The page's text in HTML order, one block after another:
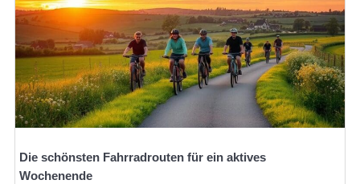
Die schönsten Fahrradrouten für ein aktives
Wochenende